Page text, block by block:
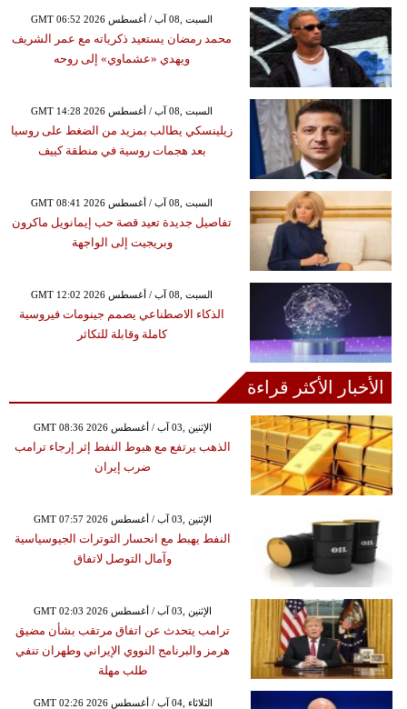
GMT 06:52 2026 السبت ,08 آب / أغسطس
محمد رمضان يستعيد ذكرياته مع عمر الشريف
ويهدي «عشماوي» إلى روحه
GMT 14:28 2026 السبت ,08 آب / أغسطس
زيلينسكي يطالب بمزيد من الضغط على روسيا
بعد هجمات روسية في منطقة كييف
GMT 08:41 2026 السبت ,08 آب / أغسطس
تفاصيل جديدة تعيد قصة حب إيمانويل ماكرون
وبريجيت إلى الواجهة
GMT 12:02 2026 السبت ,08 آب / أغسطس
الذكاء الاصطناعي يصمم جينومات فيروسية
كاملة وقابلة للتكاثر
الأخبار الأكثر قراءة
GMT 08:36 2026 الإثنين ,03 آب / أغسطس
الذهب يرتفع مع هبوط النفط إثر إرجاء ترامب
ضرب إيران
GMT 07:57 2026 الإثنين ,03 آب / أغسطس
النفط يهبط مع انحسار التوترات الجيوسياسية
وآمال التوصل لاتفاق
GMT 02:03 2026 الإثنين ,03 آب / أغسطس
ترامب يتحدث عن اتفاق مرتقب بشأن مضيق
هرمز والبرنامج النووي الإيراني وطهران تنفي
طلب مهلة
GMT 02:26 2026 الثلاثاء ,04 آب / أغسطس